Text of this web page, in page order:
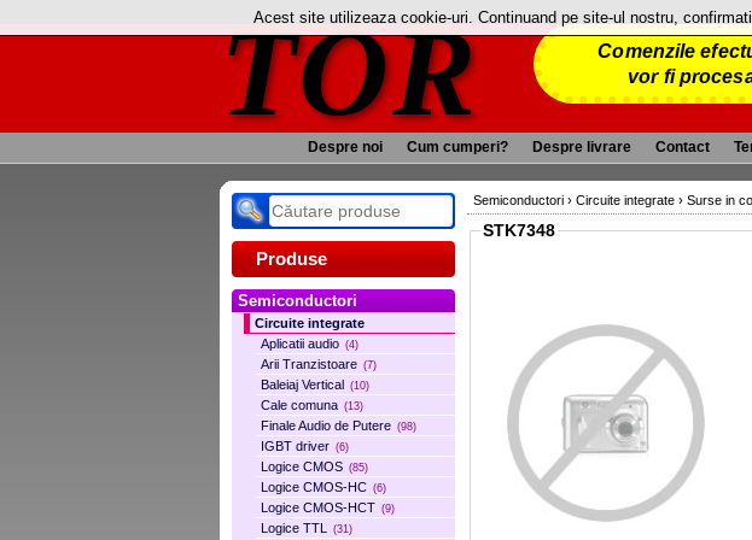
TOR
Comenzile
vor fi
Despre noi Cum cumperi? Despre livrare Contact
Produse
Semiconductori
Circuite integrate
Aplicatii audio (4)
Arii Tranzistoare (7)
Baleiaj Vertical (10)
Cale comuna (13)
Finale Audio de Putere (98)
IGBT driver (6)
Logice CMOS (85)
Logice CMOS-HC (6)
Logice CMOS-HCT (9)
Logice TTL (31)
Semiconductori › Circuite integrate › Surse in
STK7348
Acest site utilizeaza cookie-uri. Continuand pe site-ul nostru,